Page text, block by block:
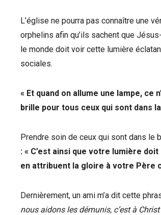
L’église ne pourra pas connaître une
orphelins afin qu’ils sachent que
le monde doit voir cette lumière
sociales.
« Et quand on allume une lampe,
brille pour tous ceux qui sont dans
Prendre soin de ceux qui sont dans le
‬‬: « C’est ainsi que votre lumière
en attribuent la gloire à votre Père
Dernièrement, un ami m’a dit cette
nous aidons les démunis, c’est à